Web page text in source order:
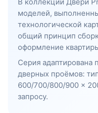
моделей,
технологической
общий принцип
оформление
Серия адаптирована
дверных проёмов:
600/700/800/900 ×
запросу.